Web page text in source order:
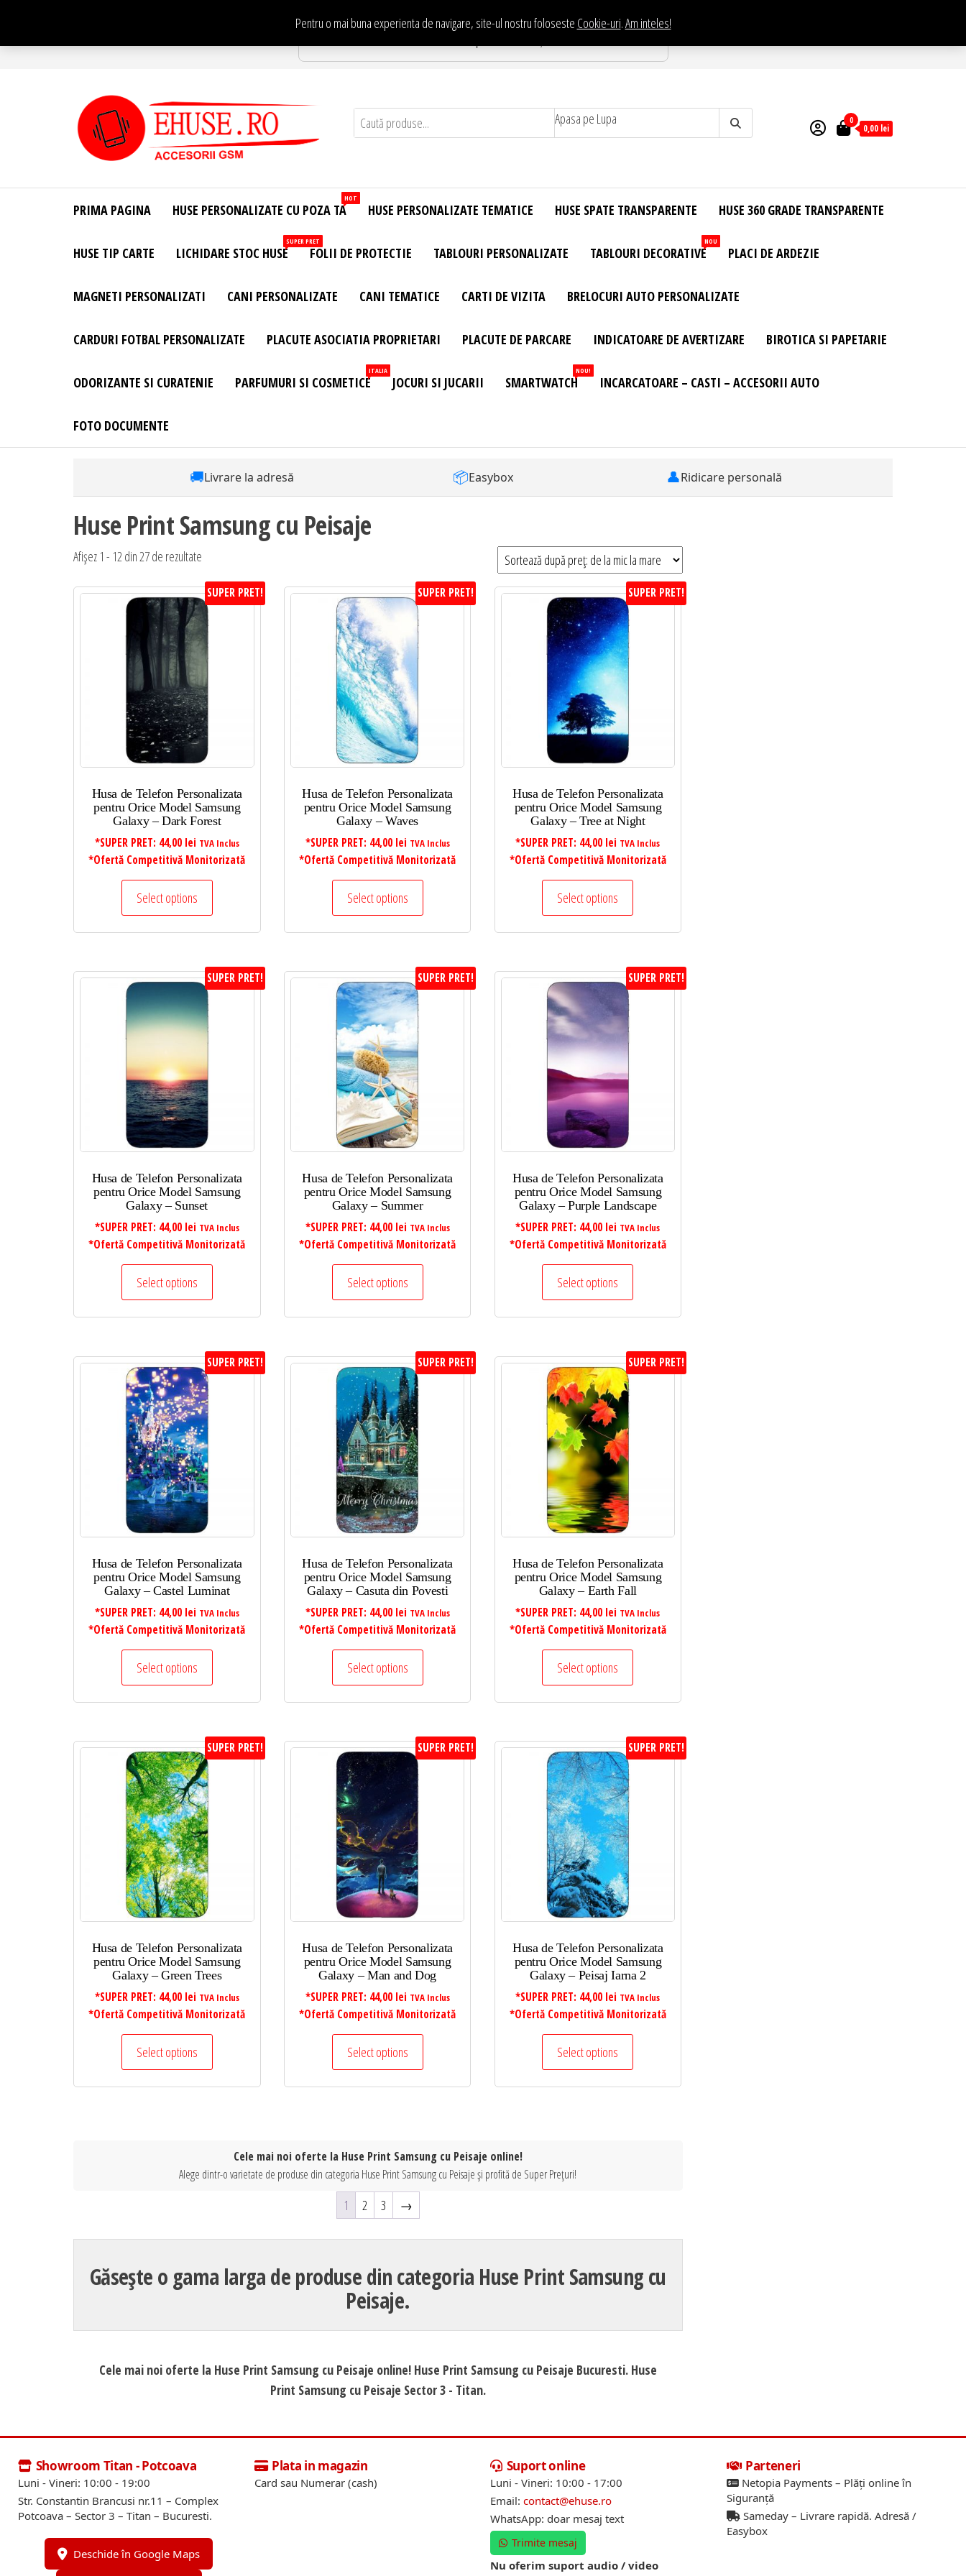
conținut
Pentru o mai buna experienta de navigare, site-ul nostru foloseste Cookie-uri.Am inteles!
Te asteptam in Showroom eHuse.ro
Site Oficial .
Huse
Personalizate
Huse
Personalizate
Telefon –
– Accesorii
Apasa pe Lupa 0
0,00 lei
PRIMA PAGINA HUSE PERSONALIZATE CU POZA TA
HOT
HUSE PERSONALIZATE TEMATICE HUSE SPATE TRANSPARENTE HUSE 360 GRADE TRANSPARENTE
HUSE TIP CARTE LICHIDARE STOC HUSE
SUPER PRET
FOLII DE PROTECTIE TABLOURI PERSONALIZATE TABLOURI DECORATIVE
NOU
PLACI DE ARDEZIE
MAGNETI PERSONALIZATI CANI PERSONALIZATE CANI TEMATICE CARTI DE VIZITA BRELOCURI AUTO PERSONALIZATE
CARDURI FOTBAL PERSONALIZATE PLACUTE ASOCIATIA PROPRIETARI PLACUTE DE PARCARE INDICATOARE DE AVERTIZARE BIROTICA SI PAPETARIE
ODORIZANTE SI CURATENIE PARFUMURI SI COSMETICE
ITALIA
JOCURI SI JUCARII SMARTWATCH
NOU!
INCARCATOARE – CASTI – ACCESORII AUTO
FOTO DOCUMENTE
🚚Livrare la adresă 📦Easybox 👤Ridicare personală
Huse Print Samsung cu Peisaje
Afișez 1 - 12 din 27 de rezultate
preț:
de
la
mic
la
mare
SUPER PRET!
Husa de Telefon Personalizata
pentru Orice Model Samsung
Galaxy – Dark Forest
*SUPER PRET: 44,00 lei TVA Inclus
*Ofertă Competitivă Monitorizată
Select options
SUPER PRET!
Husa de Telefon Personalizata
pentru Orice Model Samsung
Galaxy – Waves
*SUPER PRET: 44,00 lei TVA Inclus
*Ofertă Competitivă Monitorizată
Select options
SUPER PRET!
Husa de Telefon Personalizata
pentru Orice Model Samsung
Galaxy – Tree at Night
*SUPER PRET: 44,00 lei TVA Inclus
*Ofertă Competitivă Monitorizată
Select options
SUPER PRET!
Husa de Telefon Personalizata
pentru Orice Model Samsung
Galaxy – Sunset
*SUPER PRET: 44,00 lei TVA Inclus
*Ofertă Competitivă Monitorizată
Select options
SUPER PRET!
Husa de Telefon Personalizata
pentru Orice Model Samsung
Galaxy – Summer
*SUPER PRET: 44,00 lei TVA Inclus
*Ofertă Competitivă Monitorizată
Select options
SUPER PRET!
Husa de Telefon Personalizata
pentru Orice Model Samsung
Galaxy – Purple Landscape
*SUPER PRET: 44,00 lei TVA Inclus
*Ofertă Competitivă Monitorizată
Select options
SUPER PRET!
Husa de Telefon Personalizata
pentru Orice Model Samsung
Galaxy – Castel Luminat
*SUPER PRET: 44,00 lei TVA Inclus
*Ofertă Competitivă Monitorizată
Select options
SUPER PRET!
Husa de Telefon Personalizata
pentru Orice Model Samsung
Galaxy – Casuta din Povesti
*SUPER PRET: 44,00 lei TVA Inclus
*Ofertă Competitivă Monitorizată
Select options
SUPER PRET!
Husa de Telefon Personalizata
pentru Orice Model Samsung
Galaxy – Earth Fall
*SUPER PRET: 44,00 lei TVA Inclus
*Ofertă Competitivă Monitorizată
Select options
SUPER PRET!
Husa de Telefon Personalizata
pentru Orice Model Samsung
Galaxy – Green Trees
*SUPER PRET: 44,00 lei TVA Inclus
*Ofertă Competitivă Monitorizată
Select options
SUPER PRET!
Husa de Telefon Personalizata
pentru Orice Model Samsung
Galaxy – Man and Dog
*SUPER PRET: 44,00 lei TVA Inclus
*Ofertă Competitivă Monitorizată
Select options
SUPER PRET!
Husa de Telefon Personalizata
pentru Orice Model Samsung
Galaxy – Peisaj Iarna 2
*SUPER PRET: 44,00 lei TVA Inclus
*Ofertă Competitivă Monitorizată
Select options
Cele mai noi oferte la Huse Print Samsung cu Peisaje online!
Alege dintr-o varietate de produse din categoria Huse Print Samsung cu Peisaje și profită de Super Prețuri!
1 2 3 →
Găsește o gama larga de produse din categoria Huse Print Samsung cu
Peisaje.
Cele mai noi oferte la Huse Print Samsung cu Peisaje online! Huse Print Samsung cu Peisaje Bucuresti. Huse
Print Samsung cu Peisaje Sector 3 - Titan.
Showroom Titan - Potcoava
Luni - Vineri: 10:00 - 19:00
Str. Constantin Brancusi nr.11 – Complex
Potcoava – Sector 3 – Titan – Bucuresti.
Deschide în Google Maps
Plata in magazin
Card sau Numerar (cash)
Suport online
Luni - Vineri: 10:00 - 17:00
Email: contact@ehuse.ro
WhatsApp: doar mesaj text
Trimite mesaj
Nu oferim suport audio / video
Parteneri
Netopia Payments – Plăți online în
Siguranță
Sameday – Livrare rapidă. Adresă /
Easybox